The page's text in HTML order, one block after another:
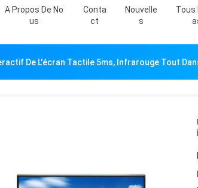
A Propos De No
Us
Conta
Ct
Nouvelle
S
Tous
De L'écran Tactile 5ms, Infrarouge Tout